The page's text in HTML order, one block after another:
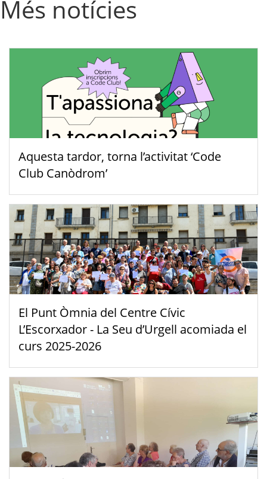
Més notícies
Aquesta tardor, torna l’activitat ‘Code
Club Canòdrom’
El Punt Òmnia del Centre Cívic
L’Escorxador - La Seu d’Urgell acomiada el
curs 2025-2026